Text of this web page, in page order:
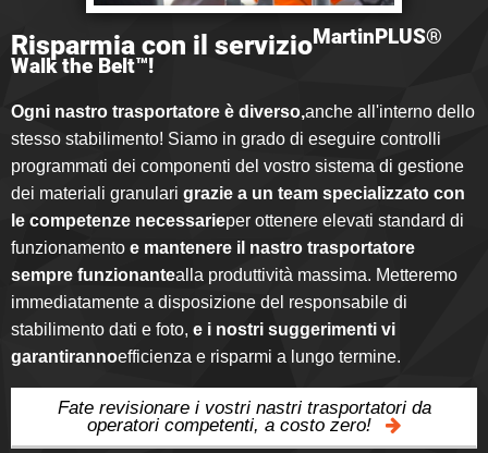
Risparmia con il servizioMartinPLUS®
Walk the Belt™!
Ogni nastro trasportatore è diverso,anche all'interno dello
stesso stabilimento! Siamo in grado di eseguire controlli
programmati dei componenti del vostro sistema di gestione
dei materiali granulari grazie a un team specializzato con
le competenze necessarieper ottenere elevati standard di
funzionamento e mantenere il nastro trasportatore
sempre funzionantealla produttività massima. Metteremo
immediatamente a disposizione del responsabile di
stabilimento dati e foto, e i nostri suggerimenti vi
garantirannoefficienza e risparmi a lungo termine.
Fate revisionare i vostri nastri trasportatori da
operatori competenti, a costo zero!